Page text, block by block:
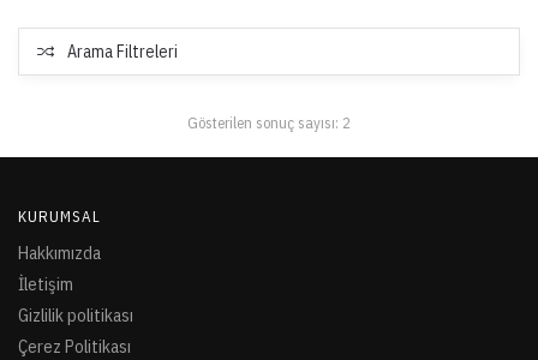
Arama Filtreleri
Gösterilen sonuç sayısı: 2
KURUMSAL
Hakkımızda
İletişim
Gizlilik politikası
Çerez Politikası